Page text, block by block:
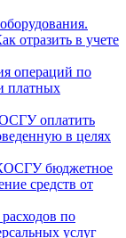
отразить в учете
операций по
платных
оплатить
в целях
бюджетное
средств от
по
услуг